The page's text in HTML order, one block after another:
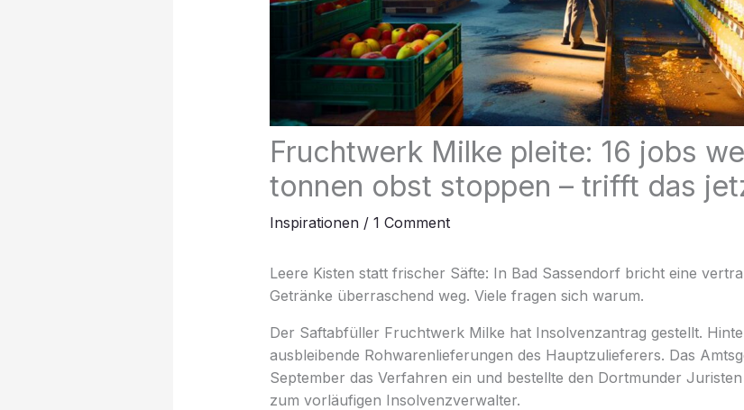
Fruchtwerk Milke pleite: 16 jobs
tonnen obst stoppen – trifft das
Inspirationen/ 1 Comment
Leere Kisten statt frischer Säfte: In Bad Sassendorf bricht eine
Getränke überraschend weg. Viele fragen sich warum.
Der Saftabfüller Fruchtwerk Milke hat Insolvenzantrag gestellt.
ausbleibende Rohwarenlieferungen des Hauptzulieferers. Das
September das Verfahren ein und bestellte den Dortmunder
zum vorläufigen Insolvenzverwalter.